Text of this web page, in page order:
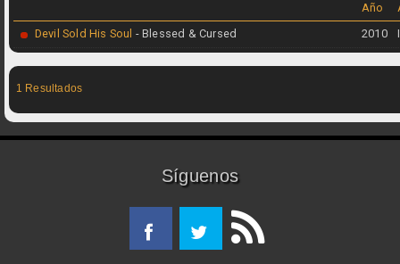
Año
Devil Sold His Soul - Blessed & Cursed 2010
1 Resultados
Síguenos